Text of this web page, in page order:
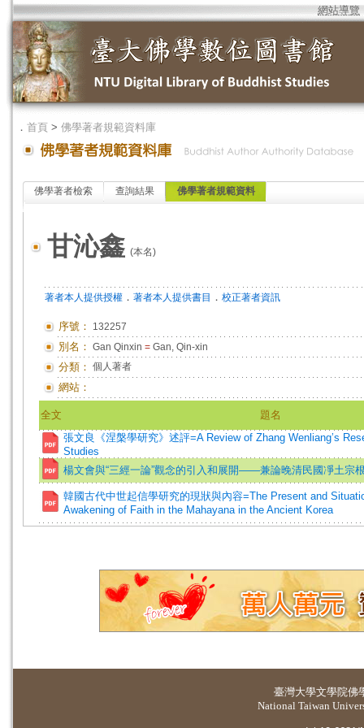
網站導覽
． 首頁 > 佛學著者規範資料庫
佛學著者檢索 查詢結果 佛學著者規範資料
甘沁鑫 (本名)
著者本人提供授權 ． 著者本人提供書目 ． 校正著者資訊
序號： 132257
別名： Gan Qinxin = Gan, Qin-xin
分類： 個人著者
網站：
全文
題名
張文良《涅槃學研究》述評=A Review of Zhang Wenliang’s
Studies
楊文會與“三經一論”觀念的引入和展開——兼論晚清民國凈土宗
韓國古代中世起信學研究的現狀與內容=The Present and
Awakening of Faith in the Mahayana in the Ancient Korea
臺灣大學文學院佛
National Taiwan